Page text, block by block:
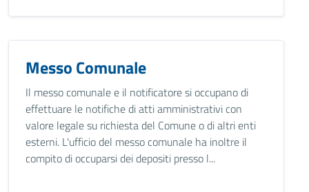
Messo Comunale
Il messo comunale e il notificatore si occupano di
effettuare le notifiche di atti amministrativi con
valore legale su richiesta del Comune o di altri enti
esterni. L'ufficio del messo comunale ha inoltre il
compito di occuparsi dei depositi presso l...